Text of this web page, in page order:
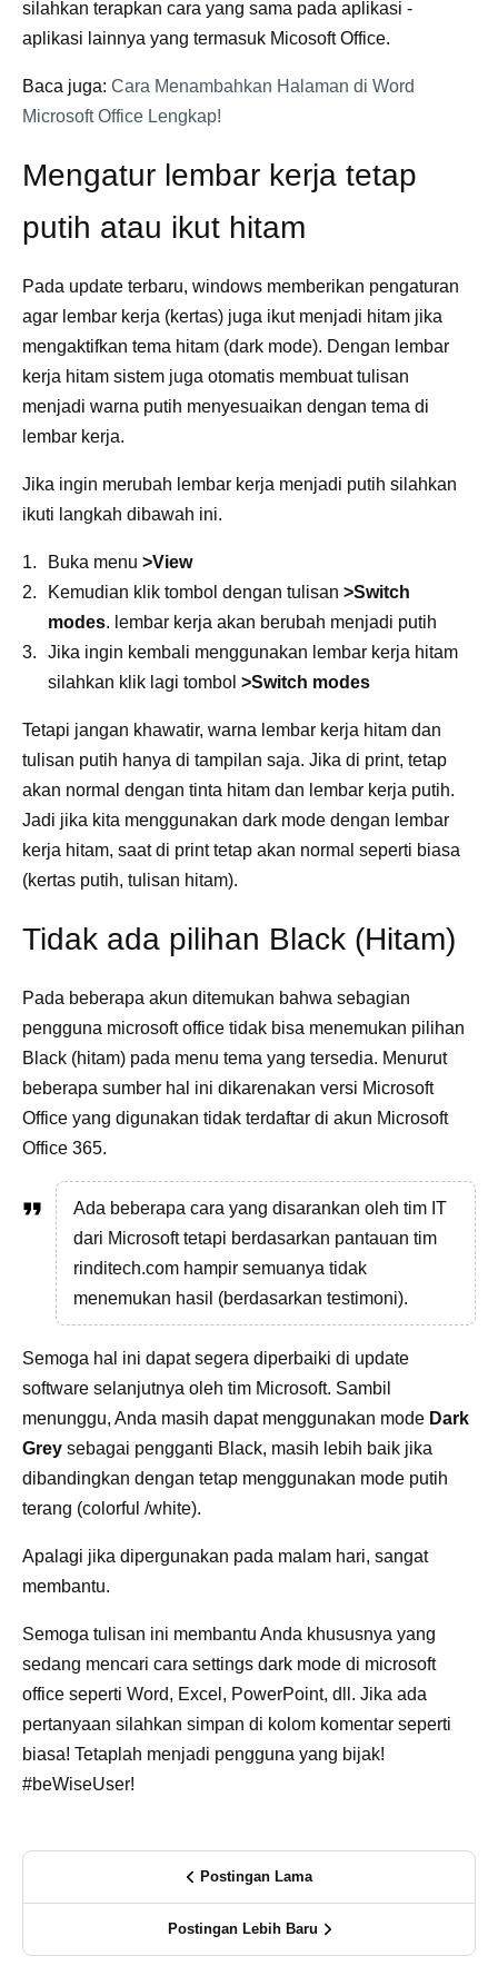
silahkan terapkan cara yang sama pada aplikasi -
aplikasi lainnya yang termasuk Micosoft Office.
Baca juga: Cara Menambahkan Halaman di Word
Microsoft Office Lengkap!
Mengatur lembar kerja tetap
putih atau ikut hitam
Pada update terbaru, windows memberikan pengaturan
agar lembar kerja (kertas) juga ikut menjadi hitam jika
mengaktifkan tema hitam (dark mode). Dengan lembar
kerja hitam sistem juga otomatis membuat tulisan
menjadi warna putih menyesuaikan dengan tema di
lembar kerja.
Jika ingin merubah lembar kerja menjadi putih silahkan
ikuti langkah dibawah ini.
Buka menu >View
Kemudian klik tombol dengan tulisan >Switch
modes. lembar kerja akan berubah menjadi putih
Jika ingin kembali menggunakan lembar kerja hitam
silahkan klik lagi tombol >Switch modes
Tetapi jangan khawatir, warna lembar kerja hitam dan
tulisan putih hanya di tampilan saja. Jika di print, tetap
akan normal dengan tinta hitam dan lembar kerja putih.
Jadi jika kita menggunakan dark mode dengan lembar
kerja hitam, saat di print tetap akan normal seperti biasa
(kertas putih, tulisan hitam).
Tidak ada pilihan Black (Hitam)
Pada beberapa akun ditemukan bahwa sebagian
pengguna microsoft office tidak bisa menemukan pilihan
Black (hitam) pada menu tema yang tersedia. Menurut
beberapa sumber hal ini dikarenakan versi Microsoft
Office yang digunakan tidak terdaftar di akun Microsoft
Office 365.
Ada beberapa cara yang disarankan oleh tim IT
dari Microsoft tetapi berdasarkan pantauan tim
rinditech.com hampir semuanya tidak
menemukan hasil (berdasarkan testimoni).
Semoga hal ini dapat segera diperbaiki di update
software selanjutnya oleh tim Microsoft. Sambil
menunggu, Anda masih dapat menggunakan mode Dark
Grey sebagai pengganti Black, masih lebih baik jika
dibandingkan dengan tetap menggunakan mode putih
terang (colorful /white).
Apalagi jika dipergunakan pada malam hari, sangat
membantu.
Semoga tulisan ini membantu Anda khususnya yang
sedang mencari cara settings dark mode di microsoft
office seperti Word, Excel, PowerPoint, dll. Jika ada
pertanyaan silahkan simpan di kolom komentar seperti
biasa! Tetaplah menjadi pengguna yang bijak!
#beWiseUser!
Postingan Lama
Postingan Lebih Baru